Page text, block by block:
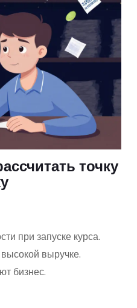
точку
при запуске курса.
выручке.
бизнес.